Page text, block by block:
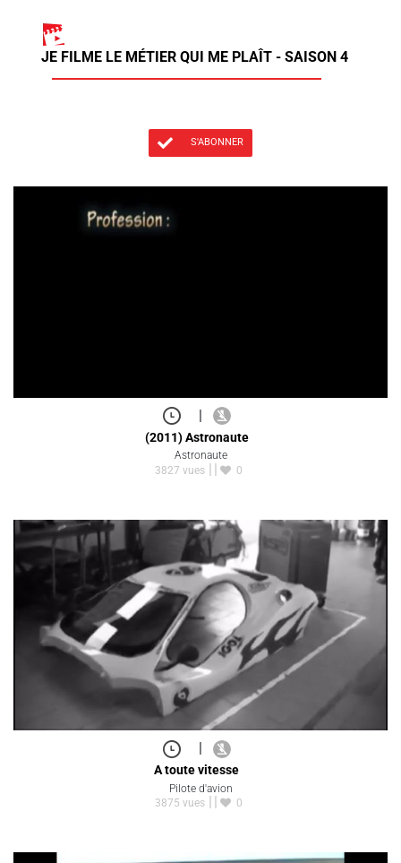
JE FILME LE MÉTIER QUI ME PLAÎT - SAISON 4
S'ABONNER
|
(2011) Astronaute
Astronaute
3827 vues
0
|
A toute vitesse
Pilote d'avion
3875 vues
0